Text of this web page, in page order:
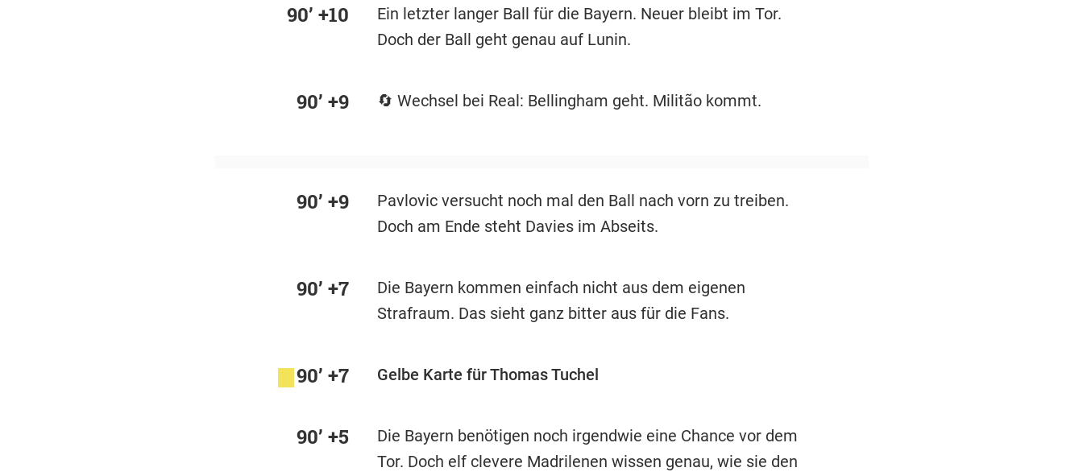
90’ +10
Ein letzter langer Ball für die Bayern. Neuer bleibt im Tor.
Doch der Ball geht genau auf Lunin.
90’ +9 🔄 Wechsel bei Real: Bellingham geht. Militão kommt.
90’ +9
Pavlovic versucht noch mal den Ball nach vorn zu treiben.
Doch am Ende steht Davies im Abseits.
90’ +7
Die Bayern kommen einfach nicht aus dem eigenen
Strafraum. Das sieht ganz bitter aus für die Fans.
90’ +7 Gelbe Karte für Thomas Tuchel
90’ +5
Die Bayern benötigen noch irgendwie eine Chance vor dem
Tor. Doch elf clevere Madrilenen wissen genau, wie sie den